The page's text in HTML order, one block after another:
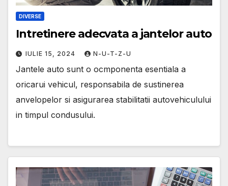
DIVERSE
Intretinere adecvata a jantelor auto
IULIE 15, 2024 N-U-T-Z-U
Jantele auto sunt o ocmponenta esentiala a
oricarui vehicul, responsabila de sustinerea
anvelopelor si asigurarea stabilitatii autovehiculului
in timpul condusului.